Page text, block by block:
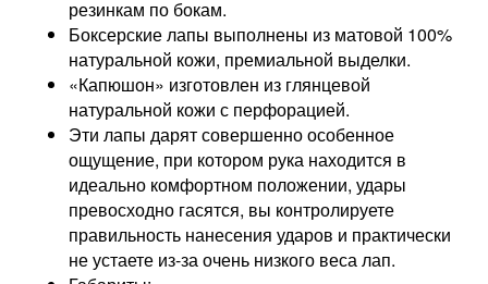
резинкам по бокам.
Боксерские лапы выполнены из матовой 100%
натуральной кожи, премиальной выделки.
«Капюшон» изготовлен из глянцевой
натуральной кожи с перфорацией.
Эти лапы дарят совершенно особенное
ощущение, при котором рука находится в
идеально комфортном положении, удары
превосходно гасятся, вы контролируете
правильность нанесения ударов и практически
не устаете из-за очень низкого веса лап.